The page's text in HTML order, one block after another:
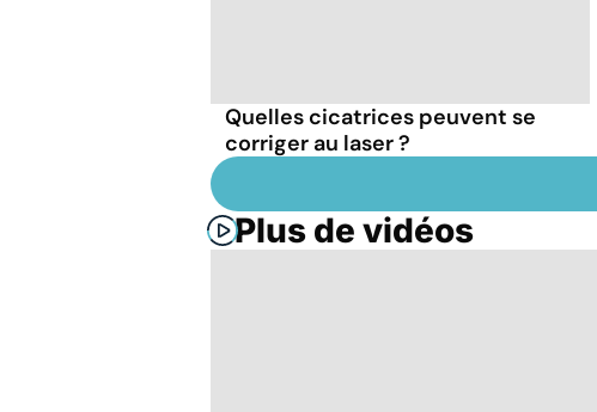
Quelles cicatrices peuvent se
corriger au laser ?
Plus de vidéos